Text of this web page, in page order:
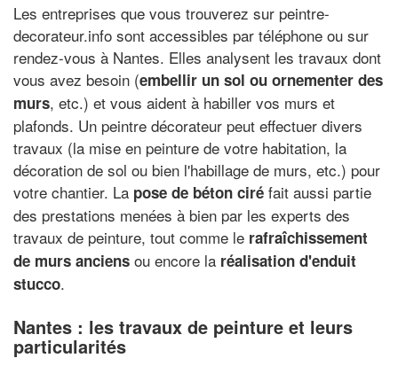
Les entreprises que vous trouverez sur peintre-
decorateur.info sont accessibles par téléphone ou sur
rendez-vous à Nantes. Elles analysent les travaux dont
vous avez besoin (embellir un sol ou ornementer des
murs, etc.) et vous aident à habiller vos murs et
plafonds. Un peintre décorateur peut effectuer divers
travaux (la mise en peinture de votre habitation, la
décoration de sol ou bien l'habillage de murs, etc.) pour
votre chantier. La pose de béton ciré fait aussi partie
des prestations menées à bien par les experts des
travaux de peinture, tout comme le rafraîchissement
de murs anciens ou encore la réalisation d'enduit
stucco.
Nantes : les travaux de peinture et leurs
particularités